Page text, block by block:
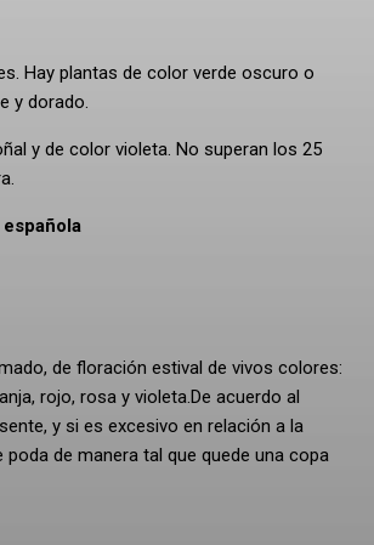
Hay plantas de color verde oscuro o
y dorado.
y de color violeta. No superan los 25
de floración estival de vivos colores:
rojo, rosa y violeta.De acuerdo al
y si es excesivo en relación a la
poda de manera tal que quede una copa